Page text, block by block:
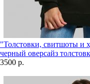
"Толстовки, свитшоты и
черный оверсайз
3500 р.